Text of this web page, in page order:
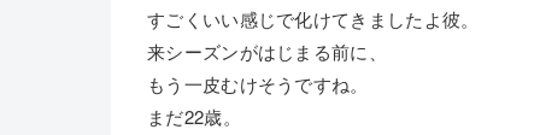
すごくいい感じで化けてきましたよ彼。
来シーズンがはじまる前に、
もう一皮むけそうですね。
まだ22歳。